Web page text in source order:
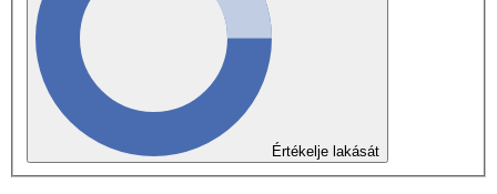
Értékelje lakását